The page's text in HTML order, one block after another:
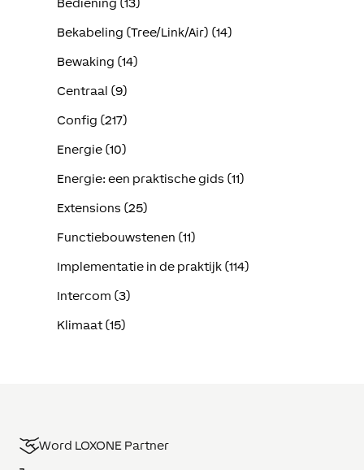
Bediening (13)
Bekabeling (Tree/Link/Air) (14)
Bewaking (14)
Centraal (9)
Config (217)
Energie (10)
Energie: een praktische gids (11)
Extensions (25)
Functiebouwstenen (11)
Implementatie in de praktijk (114)
Intercom (3)
Klimaat (15)
Word LOXONE Partner